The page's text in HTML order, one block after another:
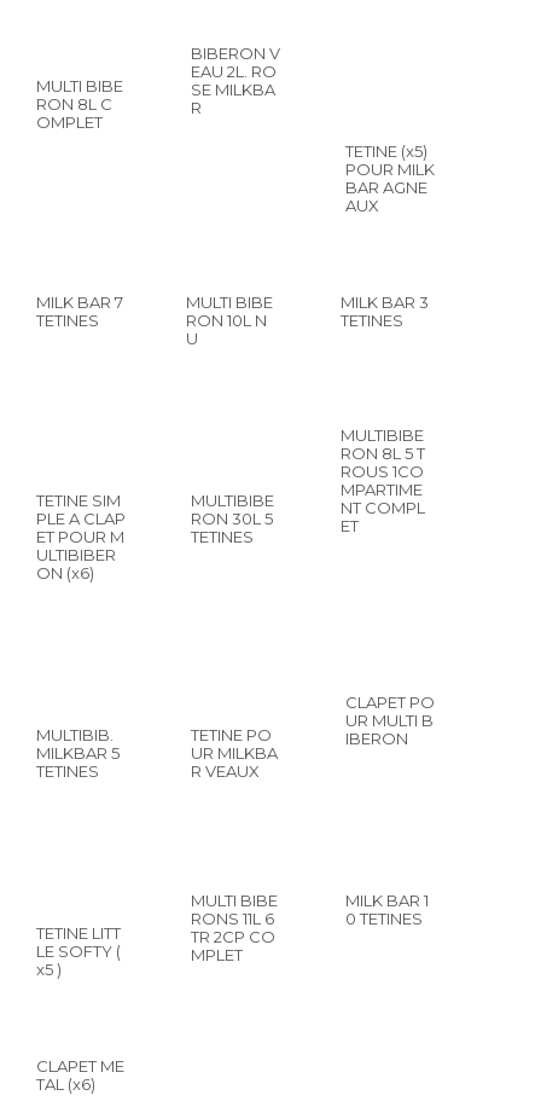
MULTI BIBE
RON 8L C
OMPLET
BIBERON V
EAU 2L. RO
SE MILKBA
R
TETINE (x5)
POUR MILK
BAR AGNE
AUX
MILK BAR 7
TETINES
MULTI BIBE
RON 10L N
U
MILK BAR 3
TETINES
TETINE SIM
PLE A CLAP
ET POUR M
ULTIBIBER
ON (x6)
MULTIBIBE
RON 30L 5
TETINES
MULTIBIBE
RON 8L 5 T
ROUS 1CO
MPARTIME
NT COMPL
ET
MULTIBIB.
MILKBAR 5
TETINES
TETINE PO
UR MILKBA
R VEAUX
CLAPET PO
UR MULTI B
IBERON
TETINE LITT
LE SOFTY (
x5 )
MULTI BIBE
RONS 11L 6
TR 2CP CO
MPLET
MILK BAR 1
0 TETINES
CLAPET ME
TAL (x6)